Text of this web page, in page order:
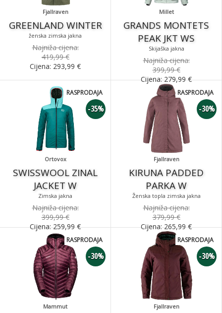
Fjallraven
GREENLAND WINTER
ženska zimska jakna
Najniža cijena:
419,99 €
Cijena: 293,99 €
Millet
GRANDS MONTETS
PEAK JKT WS
Skijaška jakna
Najniža cijena:
399,99 €
Cijena:279,99€
Ortovox
SWISSWOOL ZINAL
JACKET W
Zimska jakna
-35%
RASPRODAJA
Najniža cijena:
399,99 €
Cijena:259,99€
Fjallraven
KIRUNA PADDED
PARKA W
Ženska topla zimska jakna
-30%
RASPRODAJA
Najniža cijena:
379,99 €
Cijena:265,99€
Mammut
-30%
RASPRODAJA
Fjallraven
-30%
RASPRODAJA